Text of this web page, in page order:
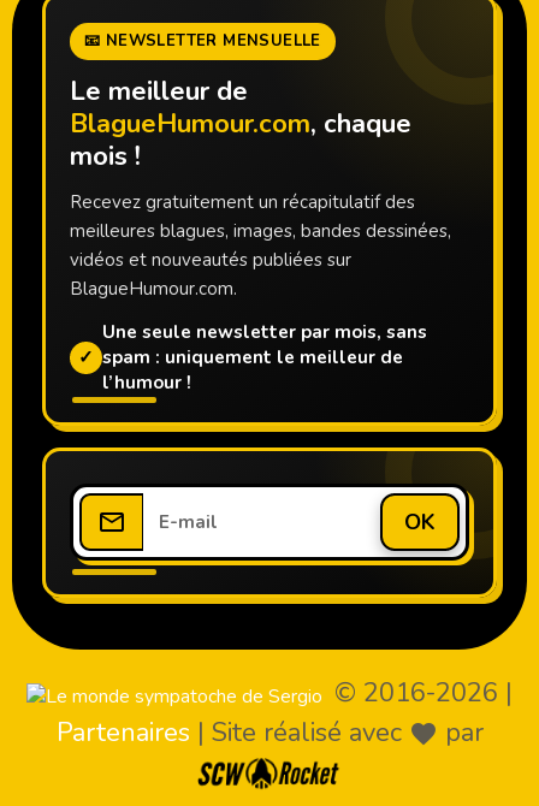
📧 NEWSLETTER MENSUELLE
Le meilleur de
BlagueHumour.com, chaque
mois !
Recevez gratuitement un récapitulatif des
meilleures blagues, images, bandes dessinées,
vidéos et nouveautés publiées sur
BlagueHumour.com.
✓
Une seule newsletter par mois, sans
spam : uniquement le meilleur de
l’humour !
OK
© 2016-2026 |
Partenaires | Site réalisé avec par